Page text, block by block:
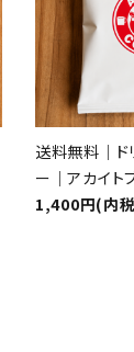
送料無料｜ド
ー｜アカイト
1,400円(内